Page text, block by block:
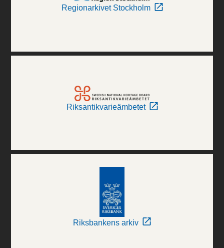
Regionarkivet Stockholm
Riksantikvarieämbetet
Riksbankens arkiv